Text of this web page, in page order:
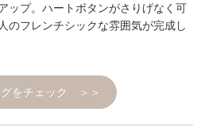
ップ。ハートボタンがさりげなく可
のフレンチシックな雰囲気が完成し
グをチェック ＞＞